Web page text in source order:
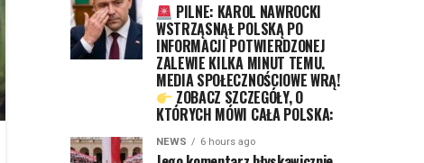
PILNE: KAROL NAWROCKI
WSTRZĄSNĄŁ POLSKĄ PO
INFORMACJI POTWIERDZONEJ
ZALEWIE KILKA MINUT TEMU.
MEDIA SPOŁECZNOŚCIOWE WRĄ!
ZOBACZ SZCZEGÓŁY, O
KTÓRYCH MÓWI CAŁA POLSKA:
NEWS 6 hours ago